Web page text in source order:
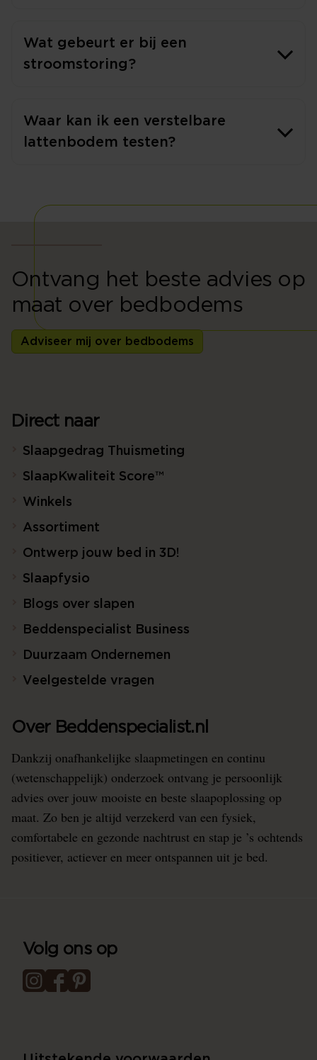
Wat gebeurt er bij een
stroomstoring?
Waar kan ik een verstelbare
lattenbodem testen?
Ontvang het beste advies op
maat over bedbodems
Adviseer mij over bedbodems
Direct naar
Slaapgedrag Thuismeting
SlaapKwaliteit Score™
Winkels
Assortiment
Ontwerp jouw bed in 3D!
Slaapfysio
Blogs over slapen
Beddenspecialist Business
Duurzaam Ondernemen
Veelgestelde vragen
Over Beddenspecialist.nl
Dankzij onafhankelijke slaapmetingen en continu
(wetenschappelijk) onderzoek ontvang je persoonlijk
advies over jouw mooiste en beste slaapoplossing op
maat. Zo ben je altijd verzekerd van een fysiek,
comfortabele en gezonde nachtrust en stap je ’s ochtends
positiever, actiever en meer ontspannen uit je bed.
Volg ons op